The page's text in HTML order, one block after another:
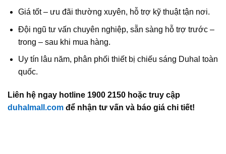
Giá tốt – ưu đãi thường xuyên, hỗ trợ kỹ thuật tận nơi.
Đội ngũ tư vấn chuyên nghiệp, sẵn sàng hỗ trợ trước –
trong – sau khi mua hàng.
Uy tín lâu năm, phân phối thiết bị chiếu sáng Duhal toàn
quốc.
Liên hệ ngay hotline 1900 2150 hoặc truy cập
duhalmall.com để nhận tư vấn và báo giá chi tiết!